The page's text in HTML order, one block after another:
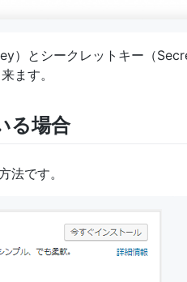
）とシークレットキー（
ます。
る場合
法です。